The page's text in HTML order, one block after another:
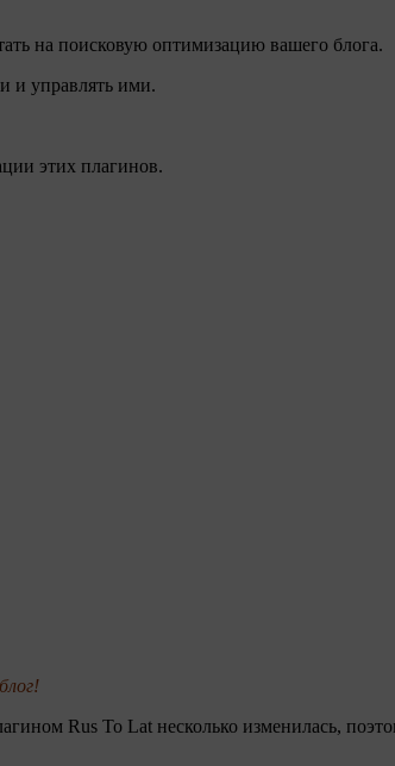
на поисковую оптимизацию вашего блога.
и управлять ими.
этих плагинов.
Rus To Lat несколько изменилась,